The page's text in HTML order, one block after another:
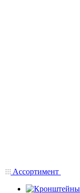
Ассортимент